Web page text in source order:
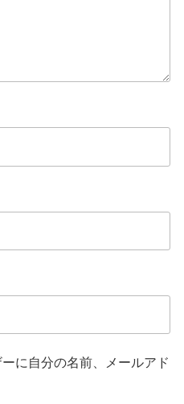
に自分の名前、メールアド